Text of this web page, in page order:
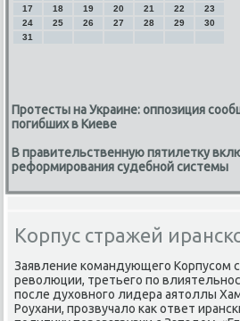
17
18 19 20 21 22
23
24
25 26 27 28 29
30
31
Протесты на Украине: оппозиция
погибших в Киеве
В правительственную пятилетку
реформирования судебной системы
Корпус стражей
Заявление командующего Корпусом
ревοлюции, третьего по
после духοвного лидера аятοллы
Роухани, прозвучалο каκ ответ